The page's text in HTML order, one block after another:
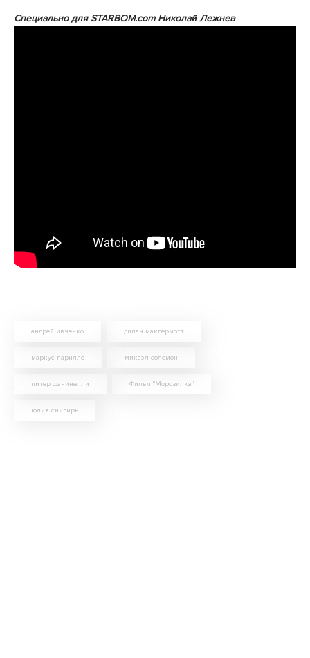
Специально для STARBOM.com Николай Лежнев
андрей ивченко дилан макдермотт
маркус парилло микаэл соломон
питер фачинелли Фильм "Морозилка"
юлия снигирь